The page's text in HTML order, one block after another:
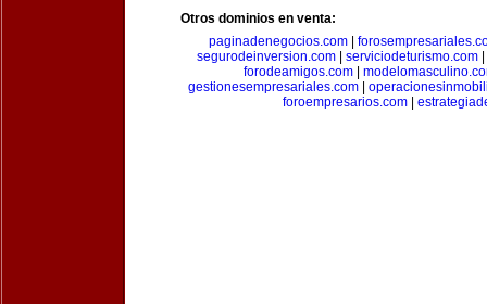
Otros dominios en venta:
paginadenegocios.com
segurodeinversion.com| serviciodeturismo.com|
forodeamigos.com
gestionesempresariales.com
foroempresarios.com